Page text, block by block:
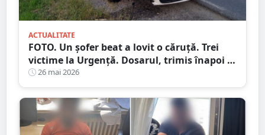
ACTUALITATE
FOTO. Un șofer beat a lovit o căruță. Trei
victime la Urgență. Dosarul, trimis înapoi la
Parchet
26 mai 2026